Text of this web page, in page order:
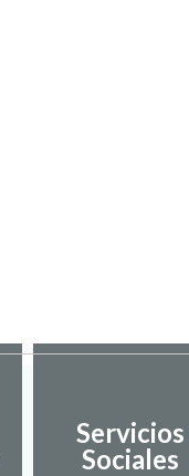
Servicios
Sociales